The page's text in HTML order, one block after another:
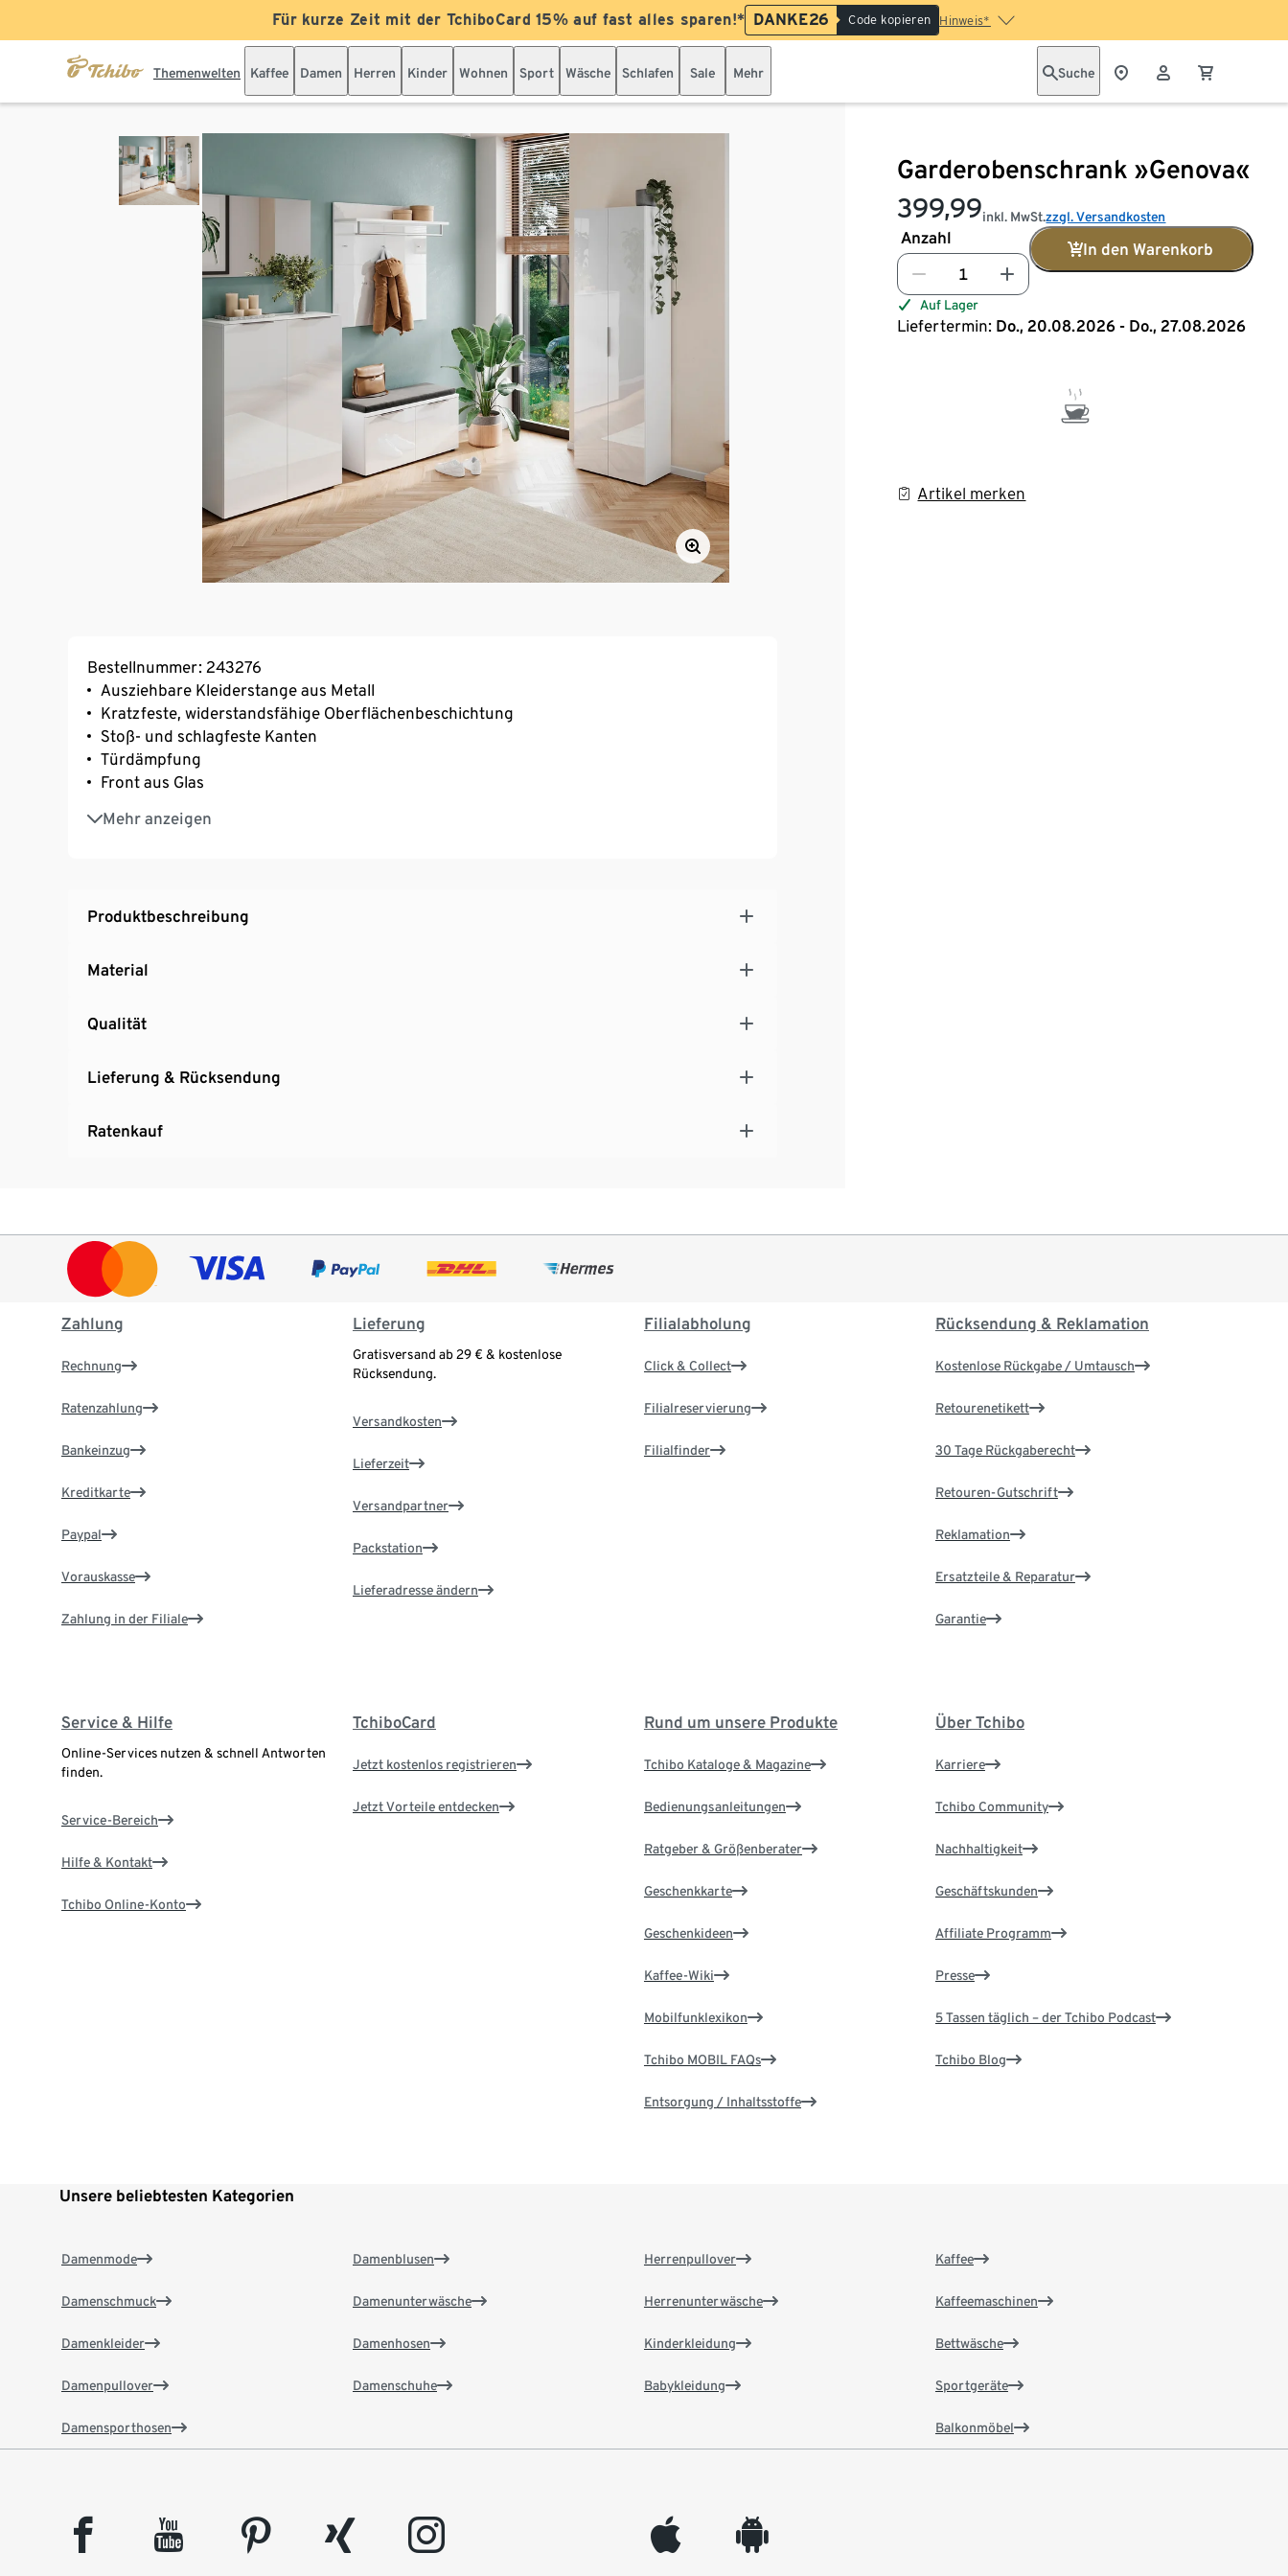
Für kurze Zeit mit der TchiboCard 15% auf fast alles sparen!* DANKE26 Code kopieren Hinweis*
Themenwelten Kaffee Damen Herren Kinder Wohnen Sport Wäsche Schlafen Sale Mehr Suche
Garderobenschrank »Genova«
399,99inkl. MwSt.zzgl. Versandkosten
Anzahl
In den Warenkorb
Auf Lager
Liefertermin: Do., 20.08.2026 - Do., 27.08.2026
Artikel merken
Bestellnummer: 243276
Ausziehbare Kleiderstange aus Metall
Kratzfeste, widerstandsfähige Oberflächenbeschichtung
Stoß- und schlagfeste Kanten
Türdämpfung
Front aus Glas
Mehr anzeigen
Ein Element unserer »Genova«-Möbel-Serie
Hersteller: Germania
Produktbeschreibung
Material
Qualität
Lieferung & Rücksendung
Ratenkauf
Zahlung
Rechnung
Ratenzahlung
Bankeinzug
Kreditkarte
Paypal
Vorauskasse
Zahlung in der Filiale
Lieferung
Gratisversand ab 29 € & kostenlose
Rücksendung.
Versandkosten
Lieferzeit
Versandpartner
Packstation
Lieferadresse ändern
Filialabholung
Click & Collect
Filialreservierung
Filialfinder
Rücksendung & Reklamation
Kostenlose Rückgabe / Umtausch
Retourenetikett
30 Tage Rückgaberecht
Retouren-Gutschrift
Reklamation
Ersatzteile & Reparatur
Garantie
Service & Hilfe
Online-Services nutzen & schnell Antworten
finden.
Service-Bereich
Hilfe & Kontakt
Tchibo Online-Konto
TchiboCard
Jetzt kostenlos registrieren
Jetzt Vorteile entdecken
Rund um unsere Produkte
Tchibo Kataloge & Magazine
Bedienungsanleitungen
Ratgeber & Größenberater
Geschenkkarte
Geschenkideen
Kaffee-Wiki
Mobilfunklexikon
Tchibo MOBIL FAQs
Entsorgung / Inhaltsstoffe
Über Tchibo
Karriere
Tchibo Community
Nachhaltigkeit
Geschäftskunden
Affiliate Programm
Presse
5 Tassen täglich – der Tchibo Podcast
Tchibo Blog
Unsere beliebtesten Kategorien
Damenmode
Damenschmuck
Damenkleider
Damenpullover
Damensporthosen
Damenblusen
Damenunterwäsche
Damenhosen
Damenschuhe
Herrenpullover
Herrenunterwäsche
Kinderkleidung
Babykleidung
Kaffee
Kaffeemaschinen
Bettwäsche
Sportgeräte
Balkonmöbel
facebook youtube pinterest xing instagram appleinc android